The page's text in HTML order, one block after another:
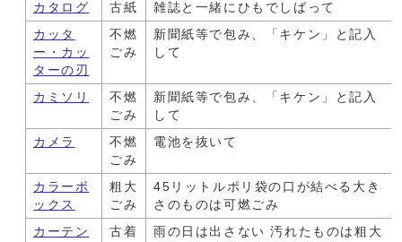
カタログ
古紙
雑誌と一緒にひもでしばって
カッタ
ー・カッ
ターの刃
不燃
ごみ
新聞紙等で包み、「キケン」と記入
して
カミソリ
不燃
ごみ
新聞紙等で包み、「キケン」と記入
して
カメラ
不燃
ごみ
電池を抜いて
カラーボ
ックス
粗大
ごみ
45リットルポリ袋の口が結べる大き
さのものは可燃ごみ
カーテン
古着
雨の日は出さない 汚れたものは粗大